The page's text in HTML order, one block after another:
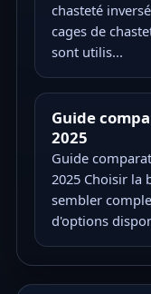
chasteté
cages de
sont utilis...
Guide
2025
Guide
2025 Choisir la
sembler
d'options